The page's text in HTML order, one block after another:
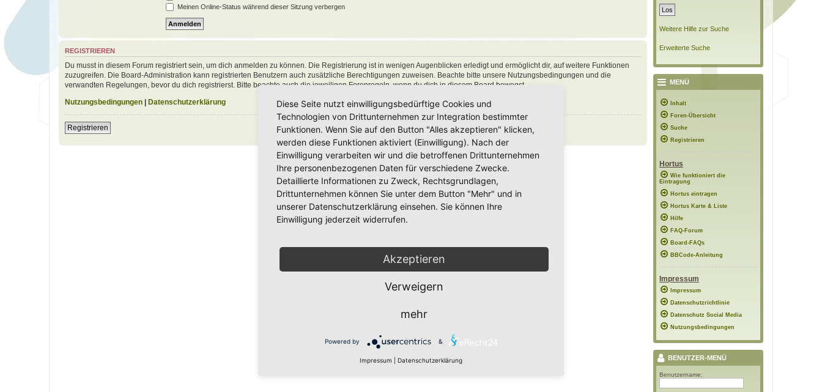
Meinen Online-Status während dieser Sitzung verbergen
REGISTRIEREN
Du musst in diesem Forum registriert sein, um dich anmelden zu können. Die Registrierung ist in wenigen Augenblicken erledigt und ermöglicht dir, auf weitere Funktionen
zuzugreifen. Die Board-Administration kann registrierten Benutzern auch zusätzliche Berechtigungen zuweisen. Beachte bitte unsere Nutzungsbedingungen und die
verwandten Regelungen, bevor du dich registrierst. Bitte beachte auch die jeweiligen Forenregeln, wenn du dich in diesem Board bewegst.
Nutzungsbedingungen | Datenschutzerklärung
Registrieren
Weitere Hilfe zur Suche
Erweiterte Suche
MENÜ
Inhalt
Foren-Übersicht
Suche
Registrieren
Hortus
Wie funktioniert die
Eintragung
Hortus eintragen
Hortus Karte & Liste
Hilfe
FAQ-Forum
Board-FAQs
BBCode-Anleitung
Impressum
Impressum
Datenschutzrichtlinie
Datenschutz Social Media
Nutzungsbedingungen
BENUTZER-MENÜ
Benutzername:
Diese Seite nutzt einwilligungsbedürftige Cookies und
Technologien von Drittunternehmen zur Integration bestimmter
Funktionen. Wenn Sie auf den Button "Alles akzeptieren" klicken,
werden diese Funktionen aktiviert (Einwilligung). Nach der
Einwilligung verarbeiten wir und die betroffenen Drittunternehmen
Ihre personenbezogenen Daten für verschiedene Zwecke.
Detaillierte Informationen zu Zweck, Rechtsgrundlagen,
Drittunternehmen können Sie unter dem Button "Mehr" und in
unserer Datenschutzerklärung einsehen. Sie können Ihre
Einwilligung jederzeit widerrufen.
Akzeptieren
Verweigern
mehr
Powered by &
Impressum Datenschutzerklärung